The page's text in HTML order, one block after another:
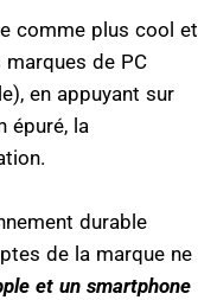
comme plus cool et
de PC
en appuyant sur
épuré, la
durable
de la marque ne
et un smartphone